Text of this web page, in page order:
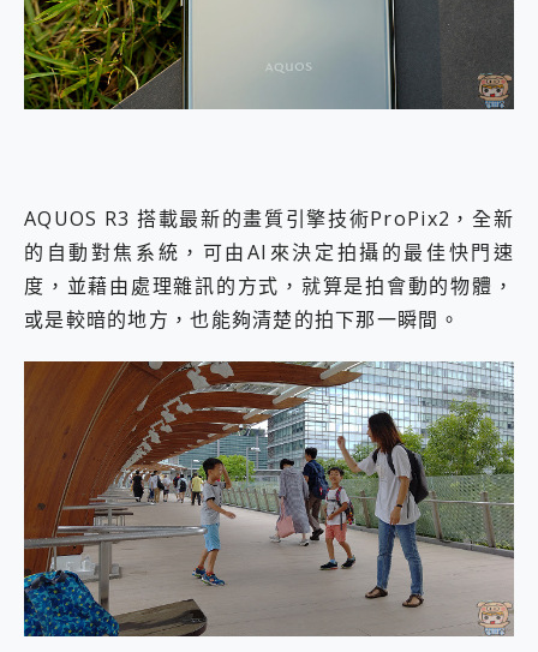
AQUOS R3 搭載最新的畫質引擎技術ProPix2，全新
的自動對焦系統，可由AI來決定拍攝的最佳快門速
度，並藉由處理雜訊的方式，就算是拍會動的物體，
或是較暗的地方，也能夠清楚的拍下那一瞬間。